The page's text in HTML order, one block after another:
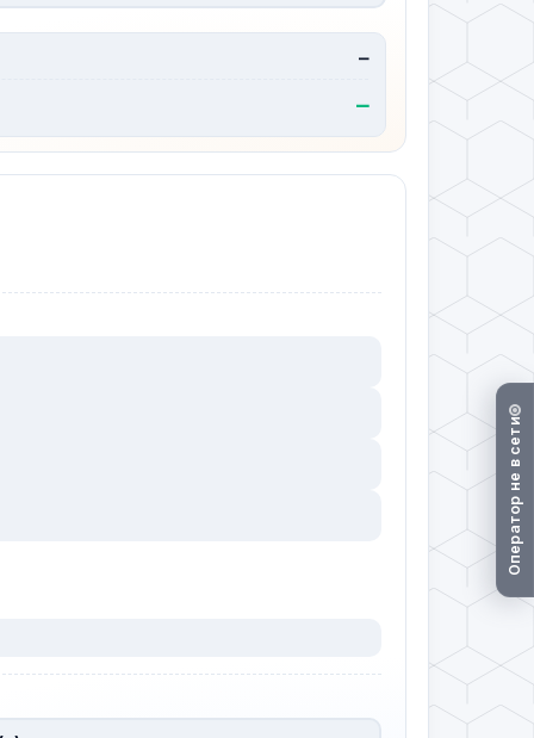
—
—
Оператор не в сети